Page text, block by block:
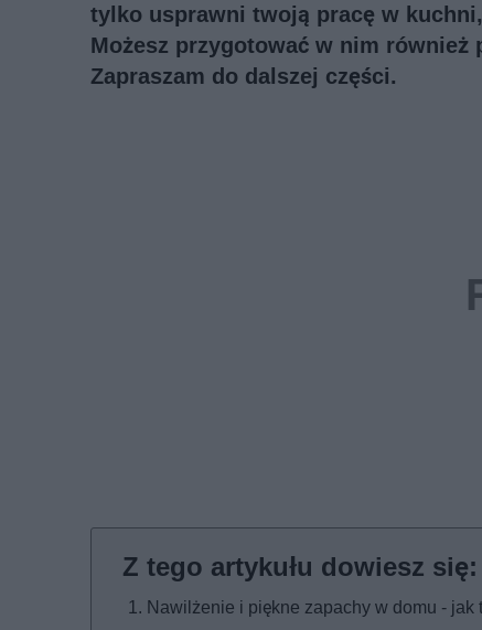
tylko usprawni twoją pracę w
Możesz przygotować w nim
Zapraszam do dalszej części.
Nawilżenie i piękne zapachy w domu - jak